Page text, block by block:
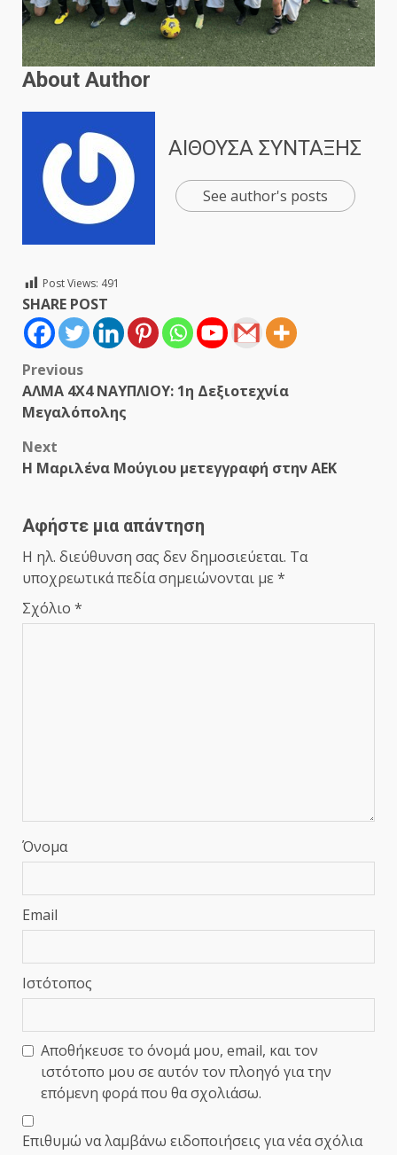
About Author
ΑΙΘΟΥΣΑ ΣΥΝΤΑΞΗΣ
See author's posts
Post Views: 491
SHARE POST
Post
navigation
Previous
ΑΛΜΑ 4Χ4 ΝΑΥΠΛΙΟΥ: 1η Δεξιοτεχνία
Μεγαλόπολης
Next
Η Μαριλένα Μούγιου μετεγγραφή στην ΑΕΚ
Αφήστε μια απάντηση
Η ηλ. διεύθυνση σας δεν δημοσιεύεται. Τα
υποχρεωτικά πεδία σημειώνονται με *
Σχόλιο *
Όνομα
Email
Ιστότοπος
Αποθήκευσε το όνομά μου, email, και τον
ιστότοπο μου σε αυτόν τον πλοηγό για την
επόμενη φορά που θα σχολιάσω.
Επιθυμώ να λαμβάνω ειδοποιήσεις για νέα σχόλια